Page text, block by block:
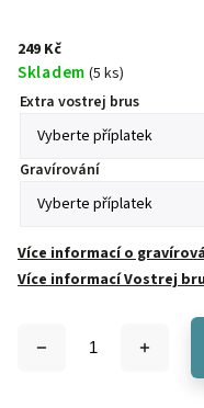
249 Kč
Skladem (5 ks)
Extra vostrej brus
Gravírování
Více informací o
Více informací Vostrej